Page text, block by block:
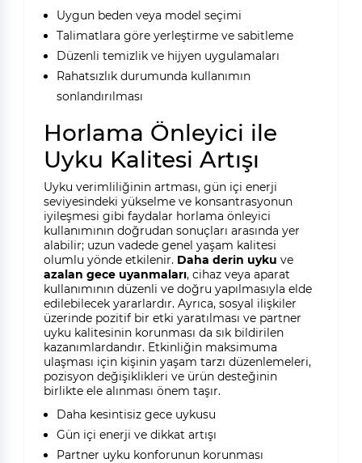
Uygun beden veya model seçimi
Talimatlara göre yerleştirme ve sabitleme
Düzenli temizlik ve hijyen uygulamaları
Rahatsızlık durumunda kullanımın
sonlandırılması
Horlama Önleyici ile
Uyku Kalitesi Artışı
Uyku verimliliğinin artması, gün içi enerji
seviyesindeki yükselme ve konsantrasyonun
iyileşmesi gibi faydalar horlama önleyici
kullanımının doğrudan sonuçları arasında yer
alabilir; uzun vadede genel yaşam kalitesi
olumlu yönde etkilenir. Daha derin uyku ve
azalan gece uyanmaları, cihaz veya aparat
kullanımının düzenli ve doğru yapılmasıyla elde
edilebilecek yararlardır. Ayrıca, sosyal ilişkiler
üzerinde pozitif bir etki yaratılması ve partner
uyku kalitesinin korunması da sık bildirilen
kazanımlardandır. Etkinliğin maksimuma
ulaşması için kişinin yaşam tarzı düzenlemeleri,
pozisyon değişiklikleri ve ürün desteğinin
birlikte ele alınması önem taşır.
Daha kesintisiz gece uykusu
Gün içi enerji ve dikkat artışı
Partner uyku konforunun korunması